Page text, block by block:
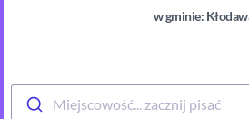
w gminie:
Miejscowość... zacznij pisać